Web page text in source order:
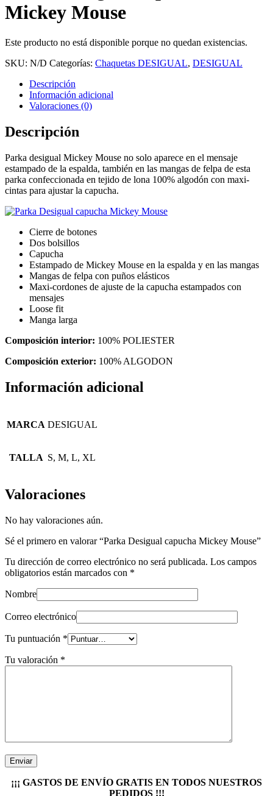
Mickey Mouse
Este producto no está disponible porque no quedan existencias.
SKU: N/D Categorías: Chaquetas DESIGUAL, DESIGUAL
Descripción
Información adicional
Valoraciones (0)
Descripción
Parka desigual Mickey Mouse no solo aparece en el mensaje
estampado de la espalda, también en las mangas de felpa de esta
parka confeccionada en tejido de lona 100% algodón con maxi-
cintas para ajustar la capucha.
Cierre de botones
Dos bolsillos
Capucha
Estampado de Mickey Mouse en la espalda y en las mangas
Mangas de felpa con puños elásticos
Maxi-cordones de ajuste de la capucha estampados con
mensajes
Loose fit
Manga larga
Composición interior: 100% POLIESTER
Composición exterior: 100% ALGODON
Información adicional
MARCA DESIGUAL
TALLA S, M, L, XL
Valoraciones
No hay valoraciones aún.
Sé el primero en valorar “Parka Desigual capucha Mickey Mouse”
Tu dirección de correo electrónico no será publicada. Los campos
obligatorios están marcados con *
Nombre
Correo electrónico
Tu puntuación *
Tu valoración *
¡¡¡ GASTOS DE ENVÍO GRATIS EN TODOS NUESTROS
PEDIDOS !!!